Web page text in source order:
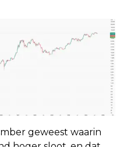
geweest waarin